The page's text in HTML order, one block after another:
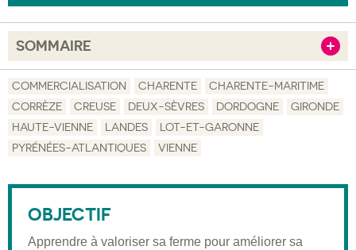
SOMMAIRE
Description
Public visé
Moyens pédagogiques
COMMERCIALISATION CHARENTE
CHARENTE-MARITIME
CORRÈZE
CREUSE DEUX-SÈVRES DORDOGNE
GIRONDE
HAUTE-VIENNE
LANDES
LOT-ET-GARONNE
PYRÉNÉES-ATLANTIQUES
VIENNE
OBJECTIF
Apprendre à valoriser sa ferme pour améliorer sa